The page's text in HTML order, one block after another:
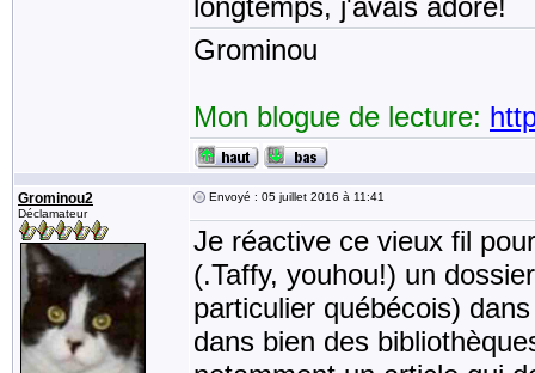
longtemps, j'avais adoré!
Grominou
Mon blogue de lecture:
Grominou2
Déclamateur
Envoyé : 05 juillet 2016 à 11:41
Je réactive ce vieux fil
(.Taffy, youhou!) un
particulier québécois)
dans bien des